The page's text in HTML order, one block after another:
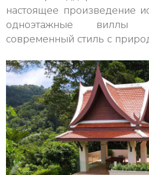
настоящее произведение
одноэтажные виллы
современный стиль с